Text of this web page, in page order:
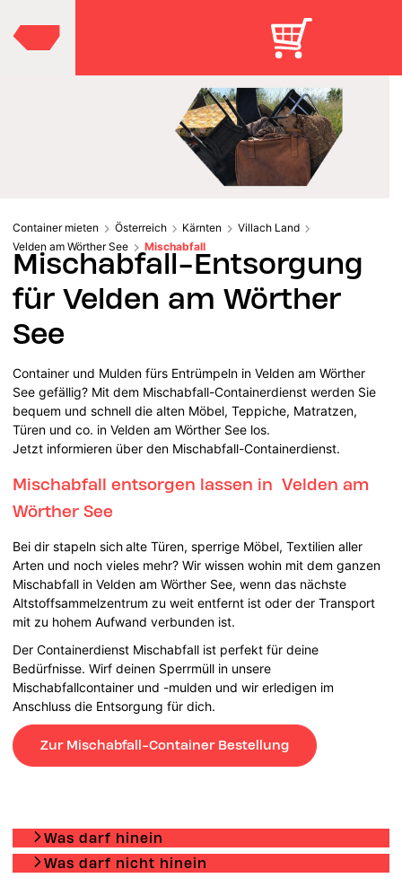
Container mieten Österreich Kärnten
Villach Land
Velden am Wörther See
Mischabfall
Mischabfall-Entsorgung
für Velden am Wörther
See
Container und Mulden fürs Entrümpeln in Velden am Wörther
See gefällig? Mit dem Mischabfall-Containerdienst werden Sie
bequem und schnell die alten Möbel, Teppiche, Matratzen,
Türen und co. in Velden am Wörther See los.
Jetzt informieren über den Mischabfall-Containerdienst.
Mischabfall entsorgen lassen in Velden am
Wörther See
Bei dir stapeln sichalte Türen, sperrige Möbel, Textilien aller
Arten und noch vieles mehr? Wir wissen wohin mit dem ganzen
Mischabfall in Velden am Wörther See, wenn das nächste
Altstoffsammelzentrum zu weit entfernt ist oder der Transport
mit zu hohem Aufwand verbunden ist.
Der Containerdienst Mischabfall ist perfekt für deine
Bedürfnisse. Wirf deinen Sperrmüll in unsere
Mischabfallcontainer und -mulden und wir erledigen im
Anschluss die Entsorgung für dich.
Zur Mischabfall-Container Bestellung
Was darf hinein
Was darf nicht hinein